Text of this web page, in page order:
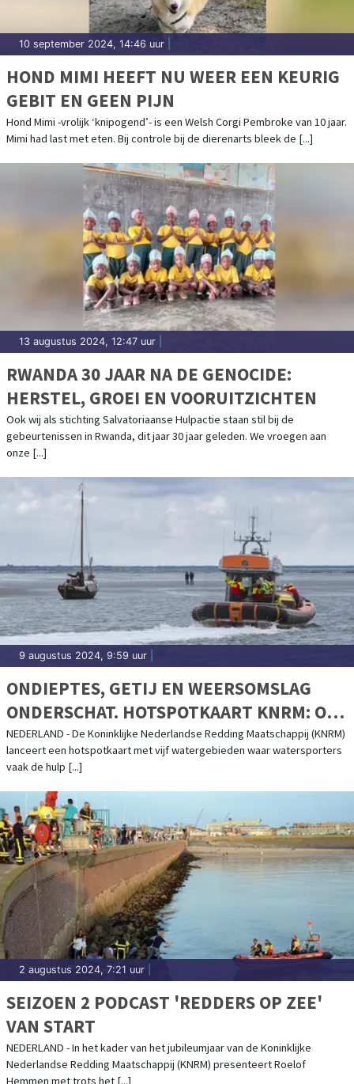
10 september 2024, 14:46 uur
HOND MIMI HEEFT NU WEER EEN KEURIG
GEBIT EN GEEN PIJN
Hond Mimi -vrolijk ‘knipogend’- is een Welsh Corgi Pembroke van 10 jaar.
Mimi had last met eten. Bij controle bij de dierenarts bleek de [...]
13 augustus 2024, 12:47 uur
RWANDA 30 JAAR NA DE GENOCIDE:
HERSTEL, GROEI EN VOORUITZICHTEN
Ook wij als stichting Salvatoriaanse Hulpactie staan stil bij de
gebeurtenissen in Rwanda, dit jaar 30 jaar geleden. We vroegen aan
onze [...]
9 augustus 2024, 9:59 uur
ONDIEPTES, GETIJ EN WEERSOMSLAG
ONDERSCHAT. HOTSPOTKAART KNRM: OP
DEZE PLEKKEN RAKEN WATERSPORTERS
IN PROBLEMEN.
NEDERLAND - De Koninklijke Nederlandse Redding Maatschappij (KNRM)
lanceert een hotspotkaart met vijf watergebieden waar watersporters
vaak de hulp [...]
2 augustus 2024, 7:21 uur
SEIZOEN 2 PODCAST 'REDDERS OP ZEE'
VAN START
NEDERLAND - In het kader van het jubileumjaar van de Koninklijke
Nederlandse Redding Maatschappij (KNRM) presenteert Roelof
Hemmen met trots het [...]